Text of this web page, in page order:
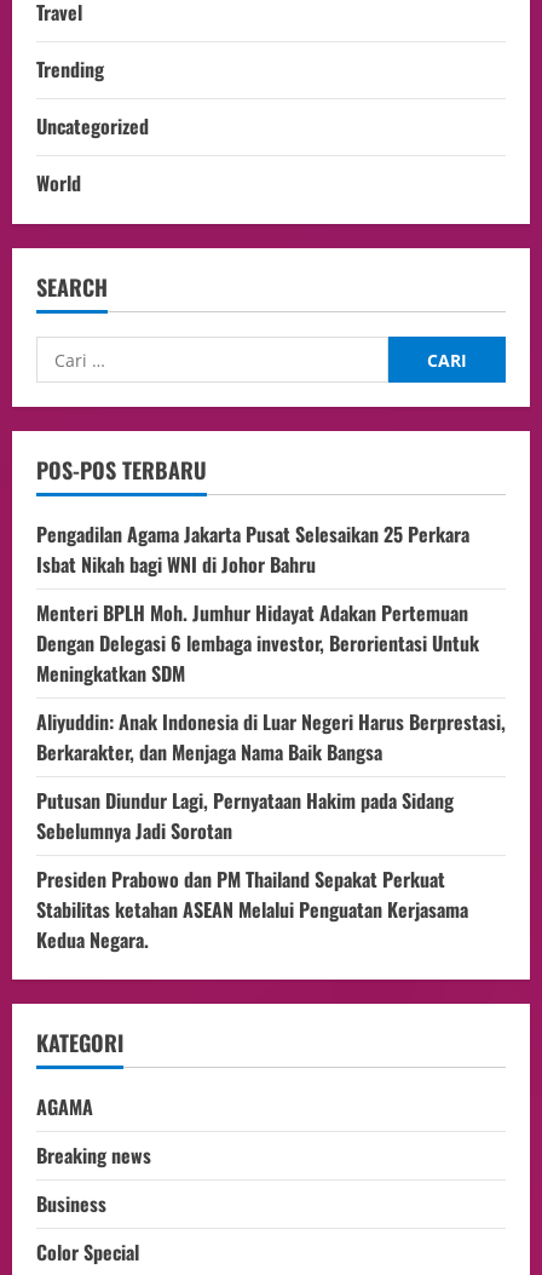
Travel
Trending
Uncategorized
World
SEARCH
POS-POS TERBARU
Pengadilan Agama Jakarta Pusat Selesaikan 25 Perkara
Isbat Nikah bagi WNI di Johor Bahru
Menteri BPLH Moh. Jumhur Hidayat Adakan Pertemuan
Dengan Delegasi 6 lembaga investor, Berorientasi Untuk
Meningkatkan SDM
Aliyuddin: Anak Indonesia di Luar Negeri Harus Berprestasi,
Berkarakter, dan Menjaga Nama Baik Bangsa
Putusan Diundur Lagi, Pernyataan Hakim pada Sidang
Sebelumnya Jadi Sorotan
Presiden Prabowo dan PM Thailand Sepakat Perkuat
Stabilitas ketahan ASEAN Melalui Penguatan Kerjasama
Kedua Negara.
KATEGORI
AGAMA
Breaking news
Business
Color Special